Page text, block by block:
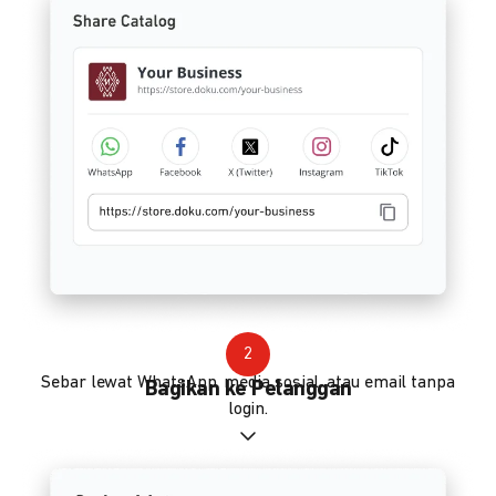
2
Bagikan ke Pelanggan
Sebar lewat WhatsApp, media sosial, atau email tanpa
login.